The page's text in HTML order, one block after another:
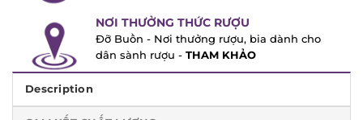
NƠI THƯỞNG THỨC RƯỢU
Đỡ Buồn - Nơi thưởng rượu, bia dành cho
dân sành rượu -
THAM KHẢO
Description